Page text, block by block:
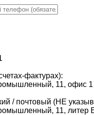
фактурах):
11, офис 1
/ почтовый (НЕ
11, литер